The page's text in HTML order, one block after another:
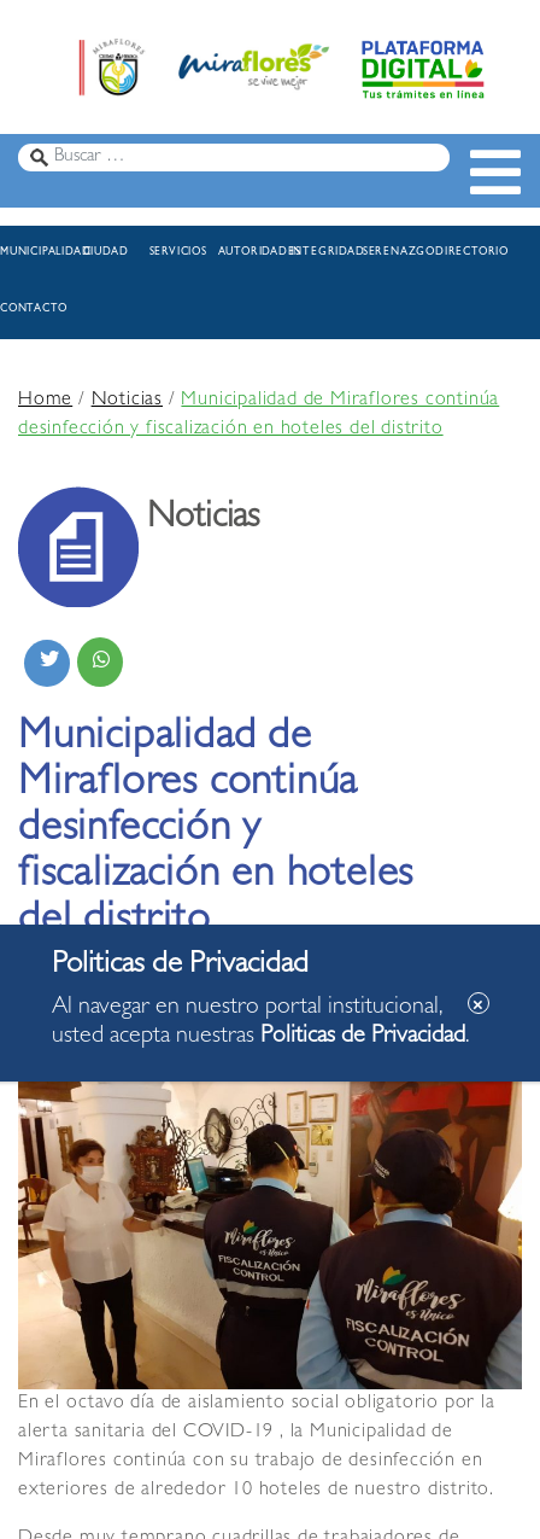
MUNICIPALIDADCIUDAD SERVICIOS AUTORIDADESINTEGRIDADSERENAZGODIRECTORIO
CONTACTO
Home/Noticias /Municipalidad de Miraflores continúa
desinfección y fiscalización en hoteles del distrito
Noticias
Municipalidad de
Miraflores continúa
desinfección y
fiscalización en hoteles
del distrito
23.03.2020
En el octavo día de aislamiento social obligatorio por la
alerta sanitaria del COVID-19 , la Municipalidad de
Miraflores continúa con su trabajo de desinfección en
exteriores de alrededor 10 hoteles de nuestro distrito.
Al navegar en nuestro portal institucional,
usted acepta nuestras Politicas de Privacidad.